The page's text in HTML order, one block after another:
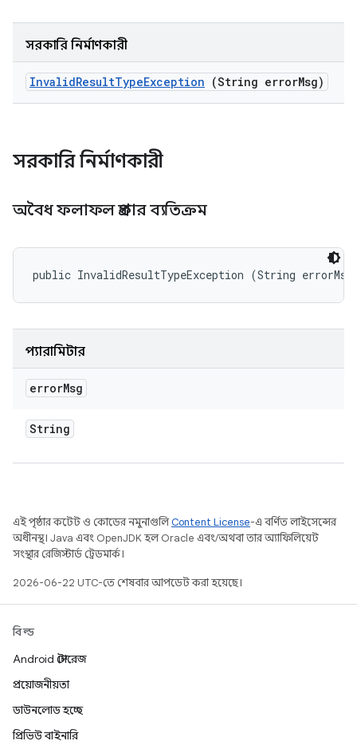
সরকারি নির্মাণকারী
InvalidResultTypeException (String errorMsg)
সরকারি নির্মাণকারী
অবৈধ ফলাফল প্রকার ব্যতিক্রম
public InvalidResultTypeException (String
প্যারামিটার
errorMsg
String
এই পৃষ্ঠার কন্টেন্ট ও কোডের নমুনাগুলিContent License-এ বর্ণিত লাইসেন্সের
অধীনস্থ। Java এবং OpenJDK হল Oracle এবং/অথবা তার অ্যাফিলিয়েট
সংস্থার রেজিস্টার্ড ট্রেডমার্ক।
2026-06-22 UTC-তে শেষবার আপডেট করা হয়েছে।
বিল্ড
Android স্টোরেজ
প্রয়োজনীয়তা
ডাউনলোড হচ্ছে
প্রিভিউ বাইনারি